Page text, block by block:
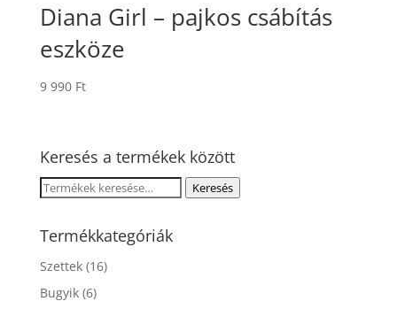
Diana Girl – pajkos csábítás
eszköze
9 990 Ft
Keresés a termékek között
Keresés
következőre:
Keresés
Termékkategóriák
Szettek (16)
Bugyik (6)